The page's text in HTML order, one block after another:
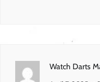
Watch Darts